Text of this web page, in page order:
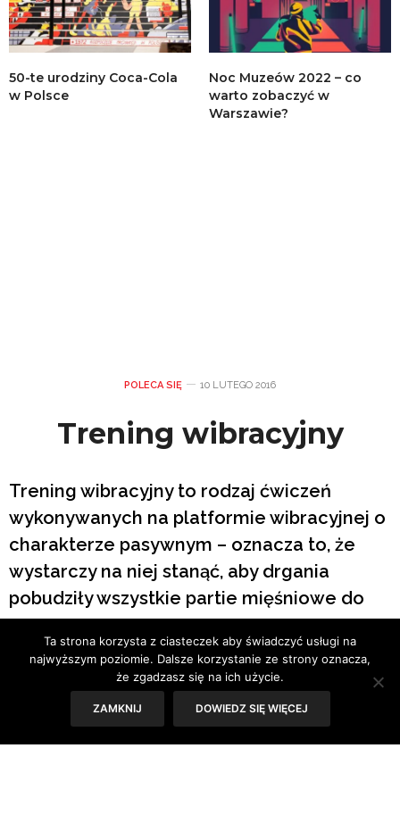
50-te urodziny Coca-Cola
w Polsce
Noc Muzeów 2022 – co
warto zobaczyć w
Warszawie?
POLECA SIĘ 10 LUTEGO 2016
Trening wibracyjny
Trening wibracyjny to rodzaj ćwiczeń
wykonywanych na platformie wibracyjnej o
charakterze pasywnym – oznacza to, że
wystarczy na niej stanąć, aby drgania
pobudziły wszystkie partie mięśniowe do
pracy.
W ten sposób, dzięki przekazywanym do ciała wibracjom,
tkanka tłuszczowa na brzuchu, udach, pośladkach i
ramionach ulega redukcji. W celu uzyskania najlepszych
Ta strona korzysta z ciasteczek aby świadczyć usługi na
najwyższym poziomie. Dalsze korzystanie ze strony oznacza,
że zgadzasz się na ich użycie.
ZAMKNIJ DOWIEDZ SIĘ WIĘCEJ